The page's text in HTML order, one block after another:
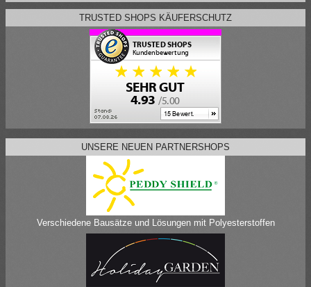
TRUSTED SHOPS KÄUFERSCHUTZ
UNSERE NEUEN PARTNERSHOPS
Verschiedene Bausätze und Lösungen mit Polyesterstoffen